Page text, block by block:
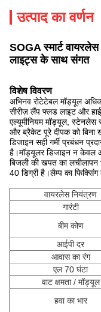
उत्पाद का वर्णन
SOGA स्मार्ट
लाइट्स के साथ संगत
विशेष विवरण
अभिनव रोटेटेबल मॉड्यूल
सीरीज़ लैंप फ्लड लाइट और
एल्यूमीनियम मॉड्यूल, स्टेनलेस
और ब्रैकेट पूरे दीपक को बिना
डिजाइन सही गर्मी प्रबंधन
है।मॉड्यूलर डिजाइन न केवल
बिजली की खपत का
40 डिग्री है।लैम्प का
वायरलेस नियंत्रण
गारंटी
बीम कोण
आईपी ​​दर
आवास का रंग
एल 70 घंटा
वाट क्षमता / मॉड्यूल
हवा का भार